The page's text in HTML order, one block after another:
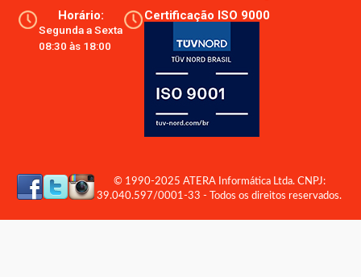
Horário:
Segunda a Sexta
08:30 às 18:00
Certificação ISO 9000
© 1990-2025 ATERA Informática Ltda. CNPJ:
39.040.597/0001-33 - Todos os direitos reservados.